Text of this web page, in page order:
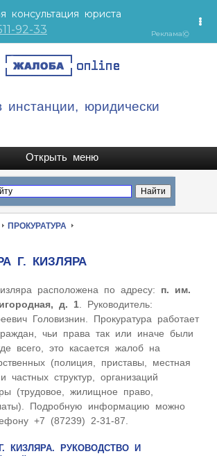
юридически
ПРОКУРАТУРА
Г. КИЗЛЯРА
расположена по адресу: п. им.
д. 1 . Руководитель:
Головизнин. Прокуратура работает
чьи права так или иначе были
всего, это касается жалоб на
(полиция, приставы, местная
частных структур, организаций
(трудовое, жилищное право,
Подробную информацию можно
+7 (87239) 2-31-87.
КИЗЛЯРА. РУКОВОДСТВО И